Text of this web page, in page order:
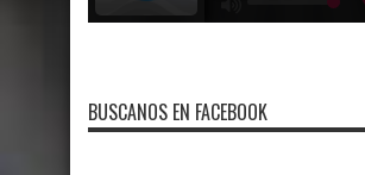
BUSCANOS EN FACEBOOK